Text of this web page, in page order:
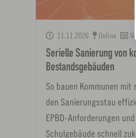
11.11.2026 Online
Serielle Sanierung von
Bestandsgebäuden
So bauen Kommunen mit
den Sanierungsstau
EPBD-Anforderungen
Schulgebäude schnell